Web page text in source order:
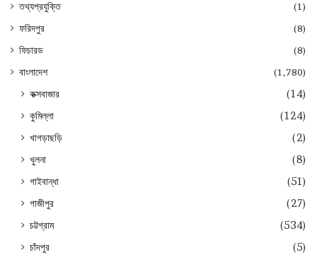
তথ্যপ্রযুক্তি
(1)
ফরিদপুর
(8)
ফিচারড
(8)
বাংলাদেশ
(1,780)
কক্সবাজার
(14)
কুমিল্লা
(124)
খাগড়াছড়ি
(2)
খুলনা
(8)
গাইবান্ধা
(51)
গাজীপুর
(27)
চট্টগ্রাম
(534)
চাঁদপুর
(5)